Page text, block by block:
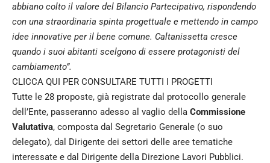
abbiano colto il valore del Bilancio Partecipativo, rispondendo
con una straordinaria spinta progettuale e mettendo in campo
idee innovative per il bene comune. Caltanissetta cresce
quando i suoi abitanti scelgono di essere protagonisti del
cambiamento”.
CLICCA QUI PER CONSULTARE TUTTI I PROGETTI
Tutte le 28 proposte, già registrate dal protocollo generale
dell’Ente, passeranno adesso al vaglio della Commissione
Valutativa, composta dal Segretario Generale (o suo
delegato), dal Dirigente dei settori delle aree tematiche
interessate e dal Dirigente della Direzione Lavori Pubblici.